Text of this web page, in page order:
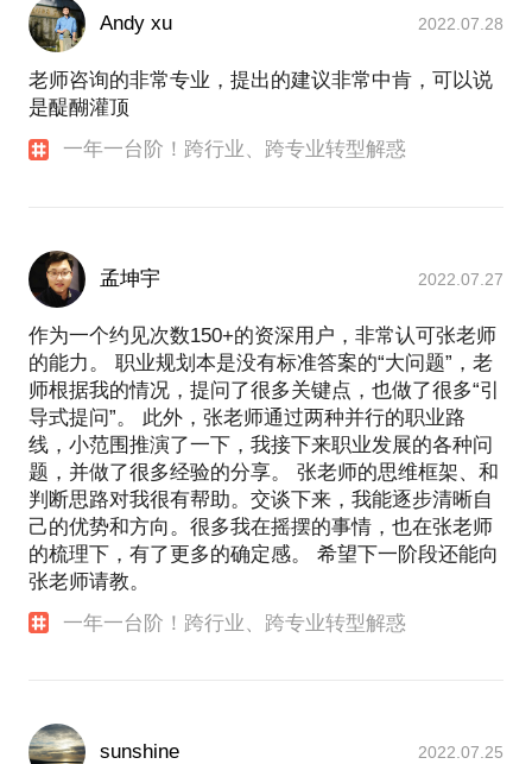
Andy xu 2022.07.28
老师咨询的非常专业，提出的建议非常中肯，可以说
是醍醐灌顶
一年一台阶！跨行业、跨专业转型解惑
孟坤宇 2022.07.27
作为一个约见次数150+的资深用户，非常认可张老师
的能力。 职业规划本是没有标准答案的“大问题”，老
师根据我的情况，提问了很多关键点，也做了很多“引
导式提问”。 此外，张老师通过两种并行的职业路
线，小范围推演了一下，我接下来职业发展的各种问
题，并做了很多经验的分享。 张老师的思维框架、和
判断思路对我很有帮助。交谈下来，我能逐步清晰自
己的优势和方向。很多我在摇摆的事情，也在张老师
的梳理下，有了更多的确定感。 希望下一阶段还能向
张老师请教。
一年一台阶！跨行业、跨专业转型解惑
sunshine 2022.07.25